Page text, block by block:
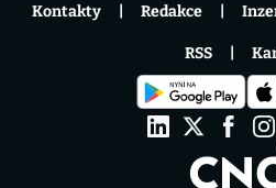
Kontakty Redakce
RSS